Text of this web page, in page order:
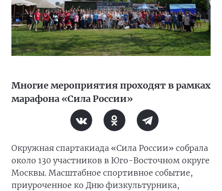
Многие мероприятия проходят в рамках
марафона «Сила России»
Окружная спартакиада «Сила России» собрала
около 130 участников в Юго-Восточном округе
Москвы. Масштабное спортивное событие,
приуроченное ко Дню физкультурника,